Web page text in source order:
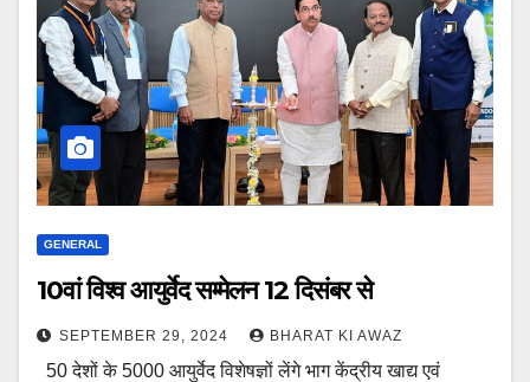
GENERAL
10वां विश्व आयुर्वेद सम्मेलन 12 दिसंबर से
SEPTEMBER 29, 2024 BHARAT KI AWAZ
50 देशों के 5000 आयुर्वेद विशेषज्ञों लेंगे भाग केंद्रीय खाद्य एवं